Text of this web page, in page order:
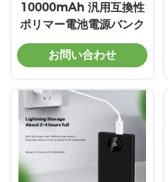
10000mAh 汎用互換性
ポリマー電池電源バンク
お問い合わせ